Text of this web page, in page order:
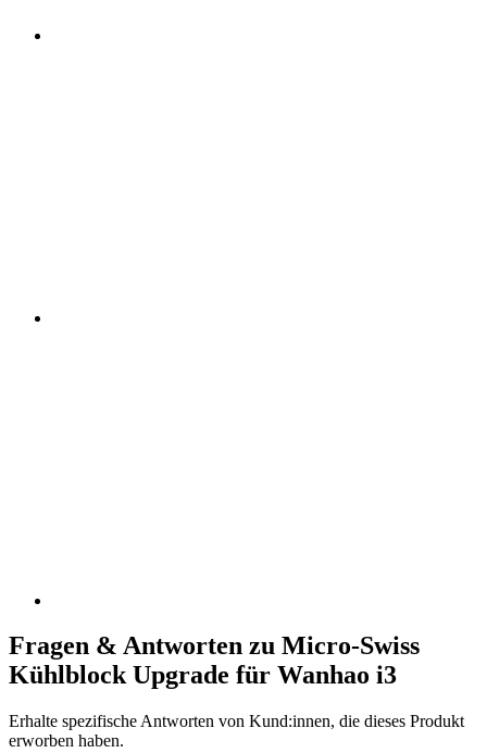
Fragen & Antworten zu Micro-Swiss
Kühlblock Upgrade für Wanhao i3
Erhalte spezifische Antworten von Kund:innen, die dieses Produkt
erworben haben.